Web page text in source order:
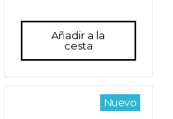
Añadir a la
cesta
Nuevo